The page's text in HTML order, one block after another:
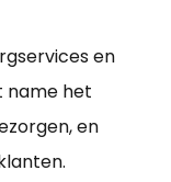
en
name het
en